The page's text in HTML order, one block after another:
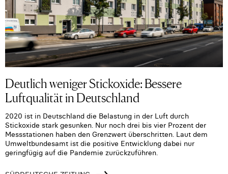
Deutlich weniger Stickoxide: Bessere
Luftqualität in Deutschland
2020 ist in Deutschland die Belastung in der Luft durch
Stickoxide stark gesunken. Nur noch drei bis vier Prozent der
Messstationen haben den Grenzwert überschritten. Laut dem
Umweltbundesamt ist die positive Entwicklung dabei nur
geringfügig auf die Pandemie zurückzuführen.